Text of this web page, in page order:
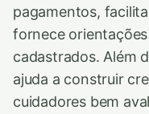
pagamentos,
fornece
cadastrados. Além
ajuda a construir
cuidadores bem